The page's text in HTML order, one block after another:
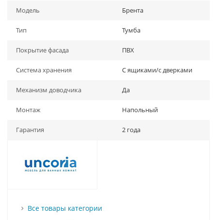
Модель Брента
Тип Тумба
Покрытие фасада ПВХ
Система хранения С ящиками/с дверками
Механизм доводчика Да
Монтаж Напольный
Гарантия 2 года
Все товары категории